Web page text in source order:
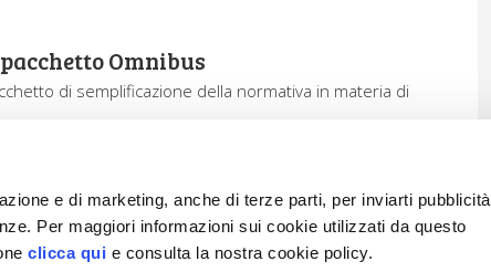
e di marketing, anche di terze parti, per inviarti pubblicità
Per maggiori informazioni sui cookie utilizzati da questo
clicca qui e consulta la nostra cookie policy.
Omnibus
di semplificazione della normativa in materia di